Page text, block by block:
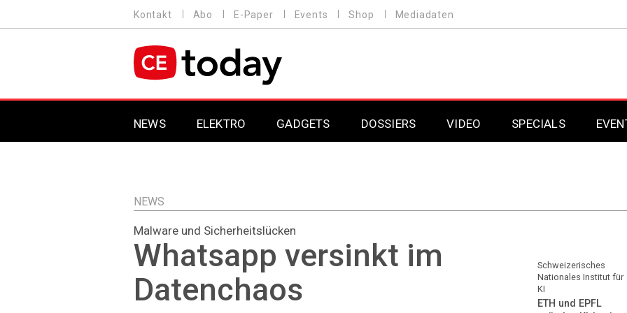
zum
MENU
Kontakt Abo E-Paper Events Shop Mediadaten
MAIN NAVIGATION
NEWS ELEKTRO GADGETS DOSSIERS
DAB+
VIDEO SPECIALS
Professional AV &
Professional AV &
NEWS
Malware und Sicherheitslücken
Whatsapp versinkt im
Datenchaos
Schweizerisches
Nationales Institut für
KI
ETH und EPFL